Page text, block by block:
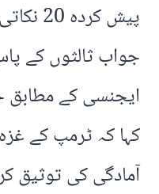
پیش
جواب ثالثوں کے
ایجنسی کے مطابق
کہا کہ ٹرمپ کے
آمادگی کی توثیق